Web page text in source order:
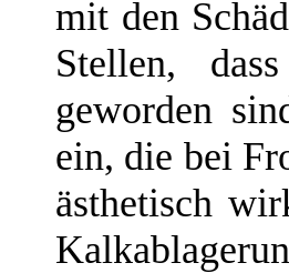
mit den
Stellen,
geworden
ein, die bei
ästhetisch